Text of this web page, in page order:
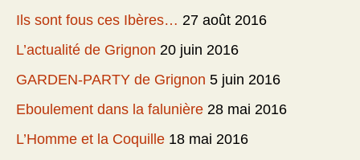
Ils sont fous ces Ibères… 27 août 2016
L’actualité de Grignon 20 juin 2016
GARDEN-PARTY de Grignon 5 juin 2016
Eboulement dans la falunière 28 mai 2016
L’Homme et la Coquille 18 mai 2016